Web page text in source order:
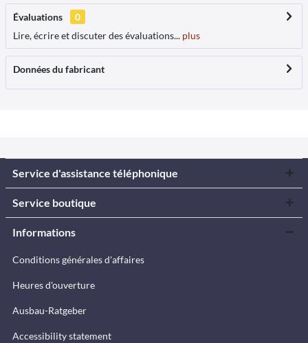
Évaluations
0
Lire, écrire et discuter des évaluations... plus
Données du fabricant
Service d'assistance téléphonique
Service boutique
Informations
Conditions générales d'affaires
Heures d'ouverture
Ausbau-Ratgeber
Accessibility statement